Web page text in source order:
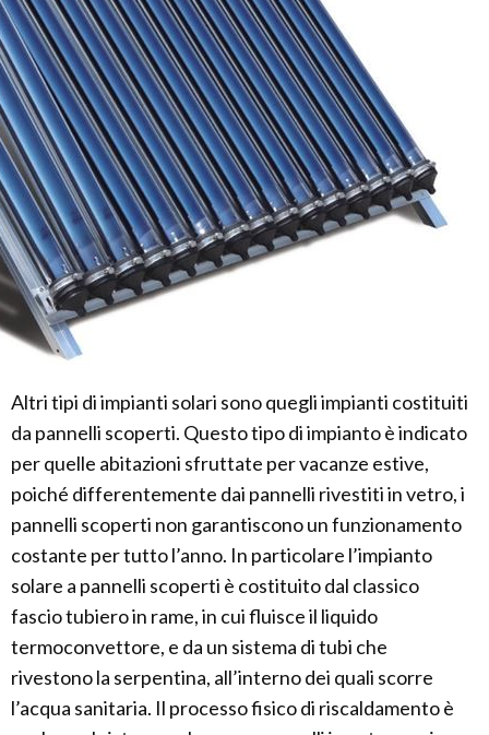
Altri tipi di impianti solari sono quegli impianti costituiti
da pannelli scoperti. Questo tipo di impianto è indicato
per quelle abitazioni sfruttate per vacanze estive,
poiché differentemente dai pannelli rivestiti in vetro, i
pannelli scoperti non garantiscono un funzionamento
costante per tutto l’anno. In particolare l’impianto
solare a pannelli scoperti è costituito dal classico
fascio tubiero in rame, in cui fluisce il liquido
termoconvettore, e da un sistema di tubi che
rivestono la serpentina, all’interno dei quali scorre
l’acqua sanitaria. Il processo fisico di riscaldamento è